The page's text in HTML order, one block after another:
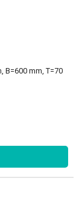
B=600 mm, T=70